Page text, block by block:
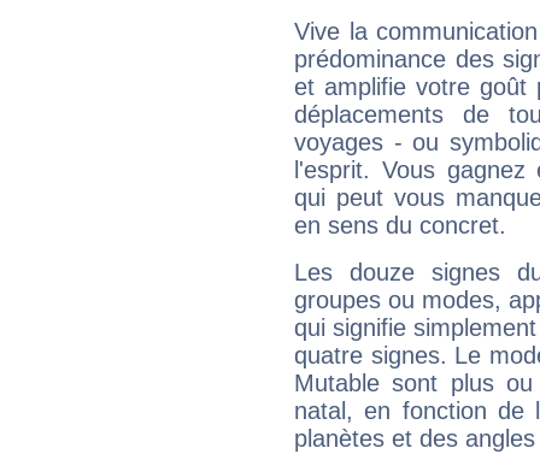
Vive la
prédominance des
et amplifie votre goût
déplacements de
voyages - ou
l'esprit. Vous
qui peut vous
en sens du concret.
Les douze signes
groupes ou modes,
qui signifie
quatre signes. Le
Mutable sont plus
natal, en fonction de
planètes et des